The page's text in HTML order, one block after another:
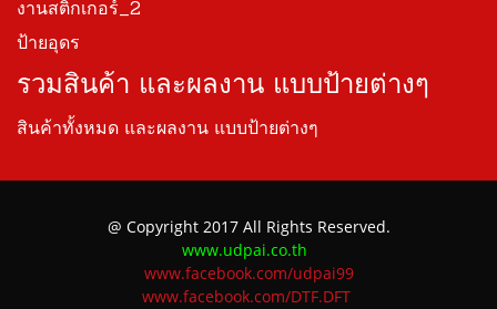
งานสติ๊กเกอร์_2
ป้ายอุดร
รวมสินค้า และผลงาน แบบป้ายต่างๆ
สินค้าทั้งหมด และผลงาน แบบป้ายต่างๆ
@ Copyright 2017 All Rights Reserved.
www.udpai.co.th
www.facebook.com/udpai99
www.facebook.com/DTF.DFT